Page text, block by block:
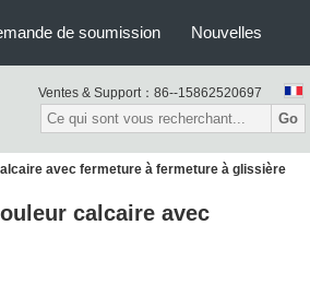
de soumission Nouvelles
Ventes & Support： 86--15862520697
Go
avec fermeture à fermeture à glissière
calcaire avec